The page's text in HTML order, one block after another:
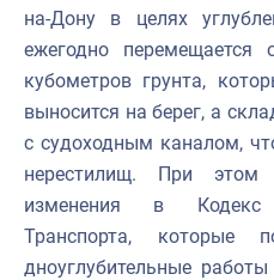
на-Дону в целях
ежегодно
кубометров грунта,
выносится на берег, а
с судоходным каналом,
нерестилищ. При
изменения в Кодекс
Транспорта, которые
дноуглубительные